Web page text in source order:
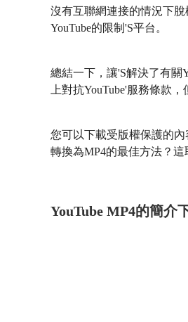
沒有互聯網連接的情況下
YouTube的限制'S平台。
總結一下，讓'S解決了有關
上對抗YouTube'服務條款
您可以下載受版權保護的
轉換為MP4的最佳方法？
YouTube MP4的簡介